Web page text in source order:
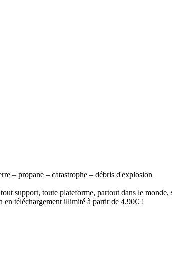
– propane – catastrophe – débris d'explosion
support, toute plateforme, partout dans le monde,
en téléchargement illimité à partir de 4,90€ !